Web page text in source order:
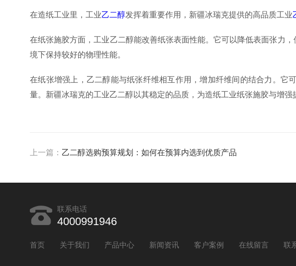
在造纸工业里，工业乙二醇发挥着重要作用，新疆冰瑞克提供的高品质工业
在纸张施胶方面，工业乙二醇能改善纸张表面性能。它可以降低表面张力
境下保持较好的物理性能。
在纸张增强上，乙二醇能与纸张纤维相互作用，增加纤维间的结合力。
量。新疆冰瑞克的工业乙二醇以其稳定的品质，为造纸工业纸张施胶与增强
上一篇： 乙二醇选购预算规划：如何在预算内选到优质产品​
联系电话
4000991946
首页 关于我们 产品中心 新闻资讯 客户案例 在线留言 联